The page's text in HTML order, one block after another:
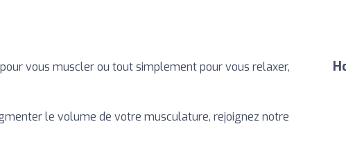
vous muscler ou tout simplement pour vous relaxer,
le volume de votre musculature, rejoignez notre